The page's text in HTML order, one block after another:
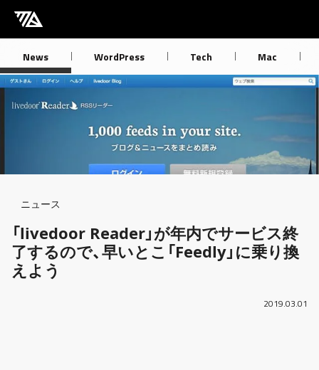
[M] mbdb [モバデビ]
News WordPress Tech Mac
Breadcrumb
ニュース
「livedoor Reader」が年内でサービス終
了するので、早いとこ「Feedly」に乗り換
えよう
2019.03.01